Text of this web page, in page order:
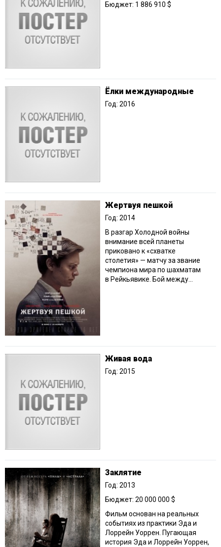
Бюджет: 1 886 910 $
Ёлки международные
Год: 2016
Жертвуя пешкой
Год: 2014
В разгар Холодной войны
внимание всей планеты
приковано к «схватке
столетия» — матчу за звание
чемпиона мира по шахматам
в Рейкьявике. Бой между...
Живая вода
Год: 2015
Заклятие
Год: 2013
Бюджет: 20 000 000 $
Фильм основан на реальных
событиях из практики Эда и
Лоррейн Уоррен. Пугающая
история Эда и Лоррейн Уоррен,